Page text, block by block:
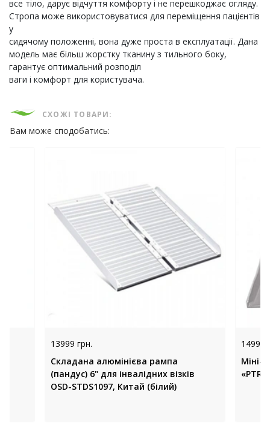
все тіло, дарує відчуття комфорту і не перешкоджає огляду.
Стропа може використовуватися для переміщення пацієнтів
у
сидячому положенні, вона дуже проста в експлуатації. Дана
модель має більш жорстку тканину з тильного боку,
гарантує оптимальний розподіл
ваги і комфорт для користувача.
СХОЖІ ТОВАРИ:
Вам може сподобатись:
13999 грн.
Складана алюмінієва рампа
(пандус) 6" для інвалідних візків
OSD-STDS1097, Китай (білий)
14999
Міні-
«PTR»